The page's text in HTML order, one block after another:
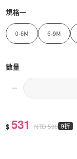
規格一
0-6M 6-9M
數量
$ 531 NTD590 9折